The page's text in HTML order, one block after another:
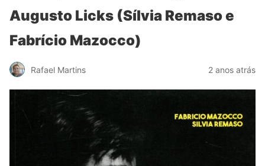
Augusto Licks (Sílvia Remaso e
Fabrício Mazocco)
Rafael Martins 2 anos atrás